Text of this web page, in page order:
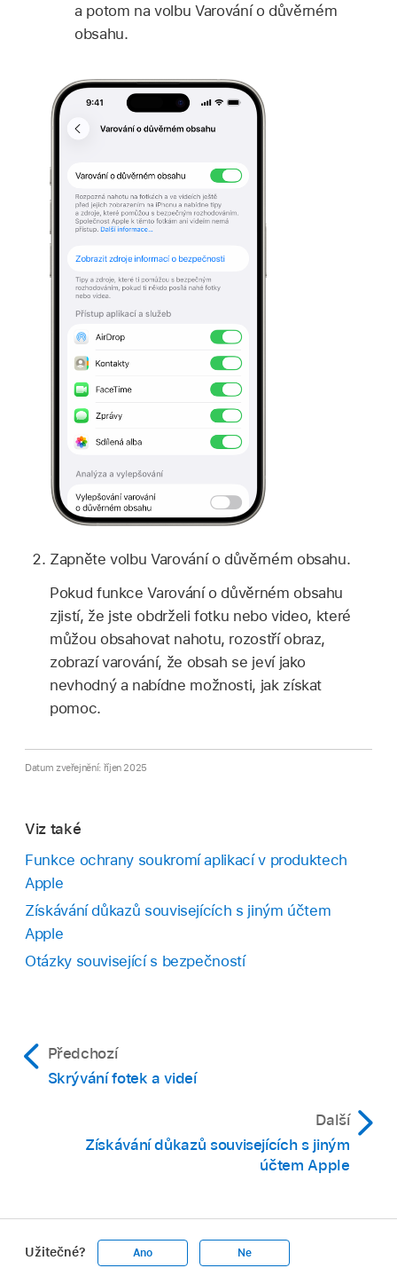
a potom na volbu Varování o důvěrném
obsahu.
Zapněte volbu Varování o důvěrném obsahu.
Pokud funkce Varování o důvěrném obsahu
zjistí, že jste obdrželi fotku nebo video, které
můžou obsahovat nahotu, rozostří obraz,
zobrazí varování, že obsah se jeví jako
nevhodný a nabídne možnosti, jak získat
pomoc.
Datum zveřejnění: říjen 2025
Viz také
Funkce ochrany soukromí aplikací v produktech
Apple
Získávání důkazů souvisejících s jiným účtem
Apple
Otázky související s bezpečností
Předchozí
Skrývání fotek a videí
Další
Získávání důkazů souvisejících s jiným
účtem Apple
Užitečné? Ano Ne